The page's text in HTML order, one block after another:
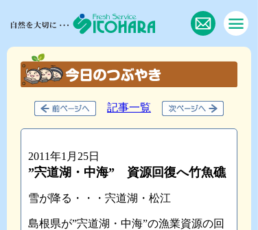
記事一覧
2011年1月25日
”宍道湖・中海” 資源回復へ竹魚礁
雪が降る・・・宍道湖・松江
島根県が”宍道湖・中海”の漁業資源の回